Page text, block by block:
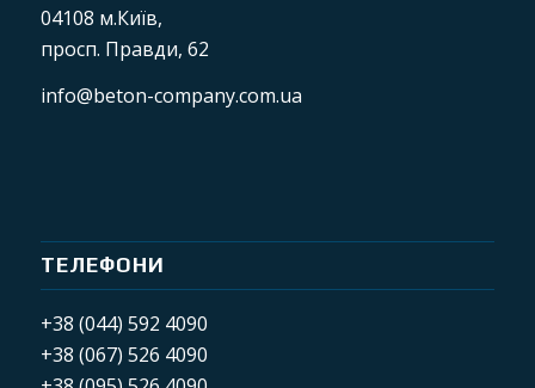
04108 м.Київ,
просп. Правди, 62
info@beton-company.com.ua
ТЕЛЕФОНИ
+38 (044) 592 4090
+38 (067) 526 4090